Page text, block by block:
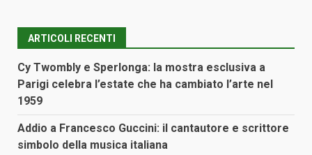
ARTICOLI RECENTI
Cy Twombly e Sperlonga: la mostra esclusiva a
Parigi celebra l’estate che ha cambiato l’arte nel
1959
Addio a Francesco Guccini: il cantautore e scrittore
simbolo della musica italiana